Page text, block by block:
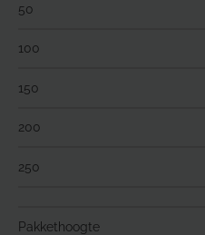
50
100
150
200
250
Pakkethoogte